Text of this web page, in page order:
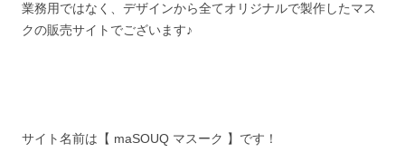
業務用ではなく、デザインから全てオリジナルで製作したマス
クの販売サイトでございます♪
サイト名前は【 maSOUQ マスーク 】です！